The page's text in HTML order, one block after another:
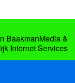
BaakmanMedia&
Internet Services